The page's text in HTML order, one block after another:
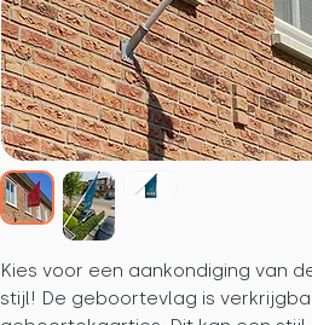
Kies voor een aankondiging van
stijl! De geboortevlag is